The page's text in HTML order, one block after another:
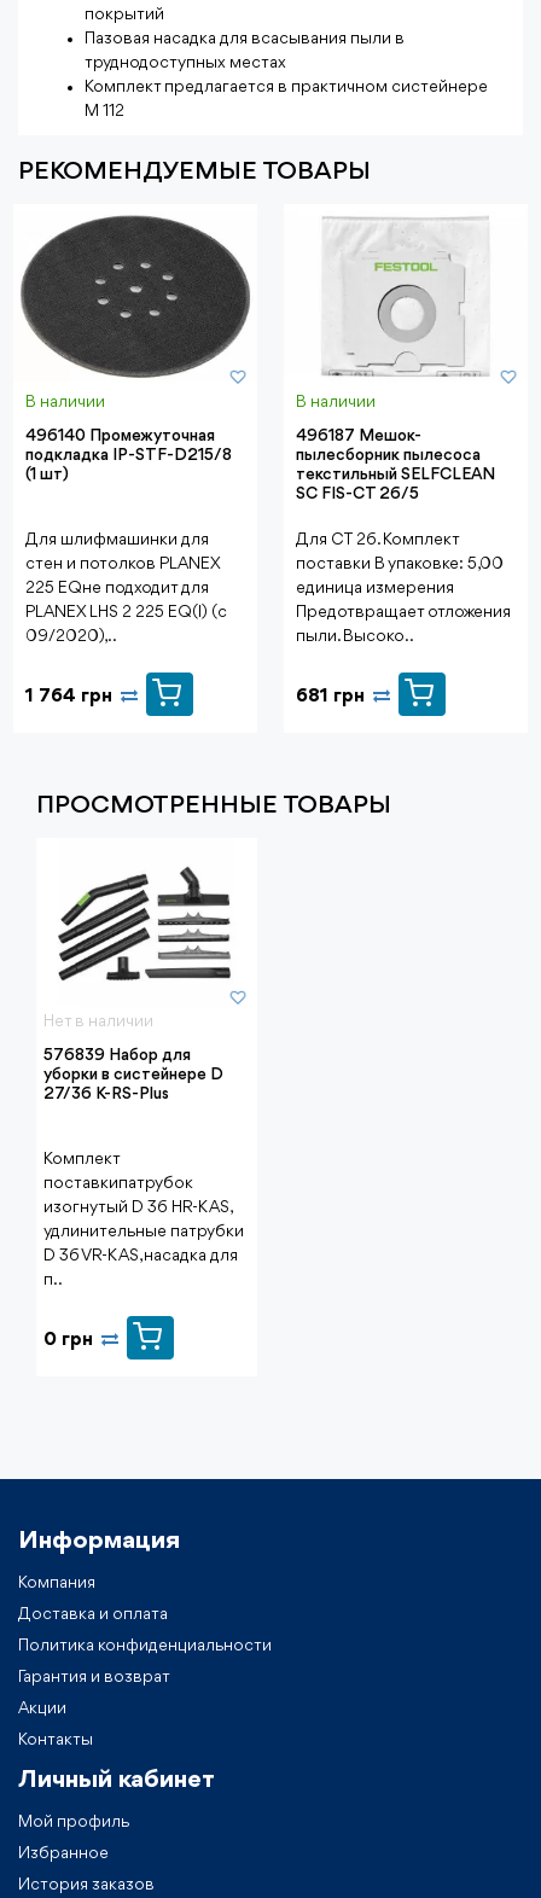
покрытий
Пазовая насадка для всасывания пыли в
труднодоступных местах
Комплект предлагается в практичном систейнере
M 112
РЕКОМЕНДУЕМЫЕ ТОВАРЫ
В наличии
496140 Промежуточная
подкладка IP-STF-D215/8
(1 шт)
Для шлифмашинки для
стен и потолков PLANEX
225 EQне подходит для
PLANEX LHS 2 225 EQ(I) (с
09/2020),..
1 764 грн
В наличии
496187 Мешок-
пылесборник пылесоса
текстильный SELFCLEAN
SC FIS-CT 26/5
Для CT 26. Комплект
поставки В упаковке: 5,00
единица измерения
Предотвращает отложения
пыли. Высоко..
681 грн
ПРОСМОТРЕННЫЕ ТОВАРЫ
Нет в наличии
576839 Набор для
уборки в систейнере D
27/36 K-RS-Plus
Комплект
поставкипатрубок
изогнутый D 36 HR-K AS,
удлинительные патрубки
D 36 VR-K AS, насадка для
п..
0 грн
Информация
Компания
Доставка и оплата
Политика конфиденциальности
Гарантия и возврат
Акции
Контакты
Личный кабинет
Мой профиль
Избранное
История заказов